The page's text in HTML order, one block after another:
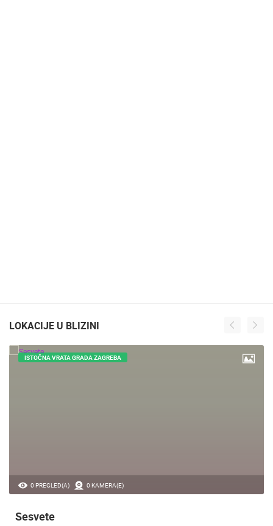
LOKACIJE U BLIZINI
0 PREGLED(A) 0 KAMERA(E)
ISTOČNA VRATA GRADA ZAGREBA
Sesvete